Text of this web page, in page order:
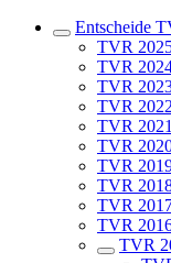
Entscheide
TVR
TVR
TVR
TVR 2022
TVR 2021
TVR
TVR
TVR
TVR
TVR
TVR